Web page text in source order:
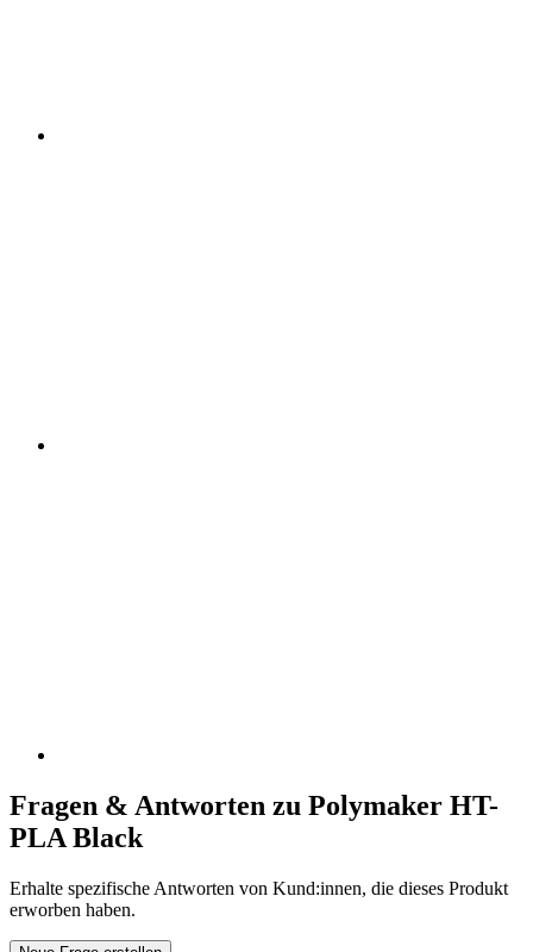
Fragen & Antworten zu Polymaker HT-
PLA Black
Erhalte spezifische Antworten von Kund:innen, die dieses Produkt
erworben haben.